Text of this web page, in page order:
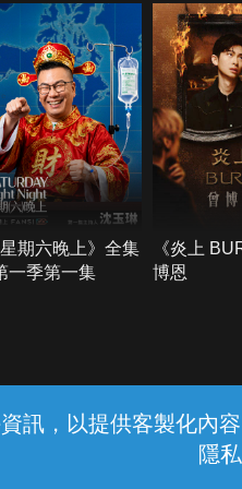
訊，以提供客製化內
隱
星期六晚上》全集
一季第一集
《炎上
博恩